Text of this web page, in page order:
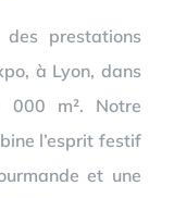
prestations
à Lyon, dans
m². Notre
l’esprit festif
et une